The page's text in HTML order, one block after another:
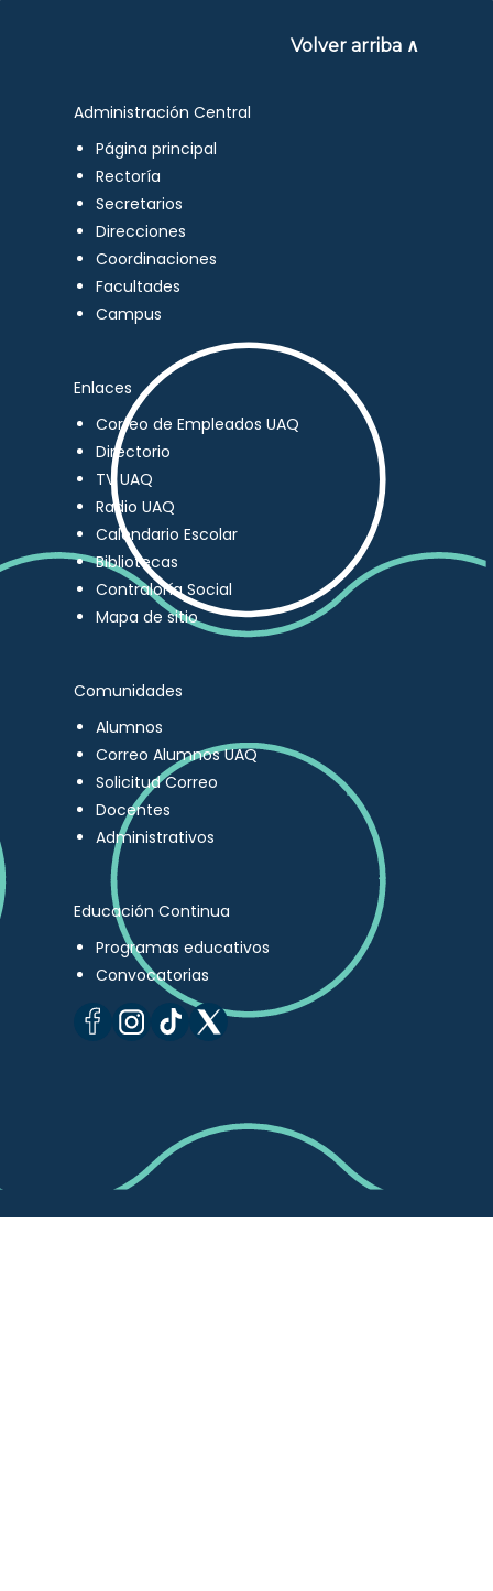
Volver arriba ∧
Administración Central
Página principal
Rectoría
Secretarios
Direcciones
Coordinaciones
Facultades
Campus
Enlaces
Correo de Empleados UAQ
Directorio
TV UAQ
Radio UAQ
Calendario Escolar
Bibliotecas
Contraloría Social
Mapa de sitio
Comunidades
Alumnos
Correo Alumnos UAQ
Solicitud Correo
Docentes
Administrativos
Educación Continua
Programas educativos
Convocatorias